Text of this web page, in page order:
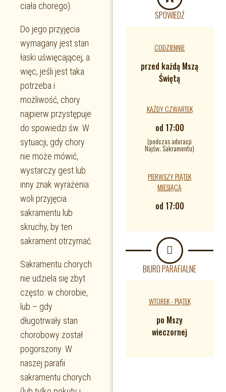
ciała chorego).
Do jego przyjęcia
wymagany jest stan
łaski uświęcającej, a
więc, jeśli jest taka
potrzeba i
możliwość, chory
najpierw przystępuje
do spowiedzi św. W
sytuacji, gdy chory
nie może mówić,
wystarczy gest lub
inny znak wyrażenia
woli przyjęcia
sakramentu lub
skruchy, by ten
sakrament otrzymać.
Sakramentu chorych
nie udziela się zbyt
często: w chorobie,
lub – gdy
długotrwały stan
chorobowy został
pogorszony. W
naszej parafii
sakramentu chorych
SPOWIEDŹ
CODZIENNIE
przed każdą Mszą
Świętą
KAŻDY CZWARTEK
od 17:00
(podczas adoracji
Najśw. Sakramentu)
PIERWSZY PIĄTEK
MIESIĄCA
od 17:00
BIURO PARAFIALNE
WTOREK - PIĄTEK
po Mszy
wieczornej